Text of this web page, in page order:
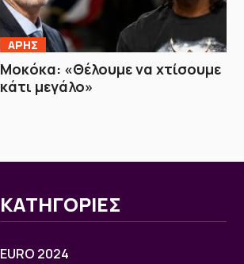
ΑΡΗΣ
Μοκόκα: «Θέλουμε να χτίσουμε
κάτι μεγάλο»
ΚΑΤΗΓΟΡΙΕΣ
EURO 2024